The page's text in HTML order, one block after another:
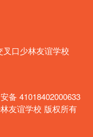
口少林友谊学校
备 41018402000633
友谊学校 版权所有